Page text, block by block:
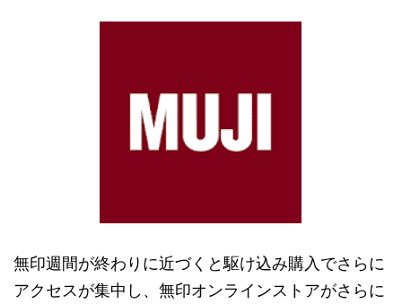
無印週間が終わりに近づくと駆け込み購入でさらに
アクセスが集中し、無印オンラインストアがさらに